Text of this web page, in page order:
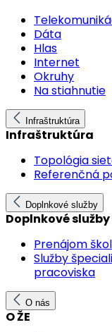
Dáta
Hlas
Internet
Okruhy
Na stiahnutie
Infraštruktúra
Infraštruktúra
Topológia
Referenčná
Doplnkové služby
Doplnkové služby
Prenájom
Služby
pracoviska
O nás
O ŽE